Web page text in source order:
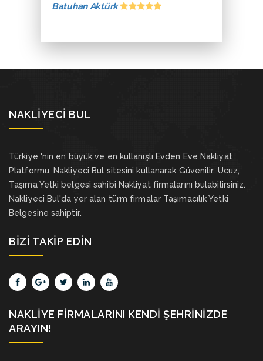
Batuhan Aktürk
NAKLIYECI BUL
Türkiye 'nin en büyük ve en kullanışlı Evden Eve Nakliyat
Platformu. Nakliyeci Bul sitesini kullanarak Güvenilir, Ucuz,
Taşıma Yetki belgesi sahibi Nakliyat firmalarını bulabilirsiniz.
Nakliyeci Bul'da yer alan türm firmalar Taşımacılık Yetki
Belgesine sahiptir.
BIZI TAKIP EDIN
NAKLIYE FIRMALARINI KENDI ŞEHRINIZDE
ARAYIN!